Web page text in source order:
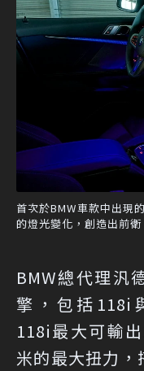
首次於BMW車款中出現
的燈光變化，創造出前
BMW總代理汎
擎，包括118i
118i最大可輸
米的最大扭力